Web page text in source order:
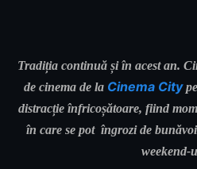
Tradiția continuă și în acest an.
de cinema de la Cinema City
distracție înfricoșătoare, fiind
în care se pot îngrozi de
weekend-